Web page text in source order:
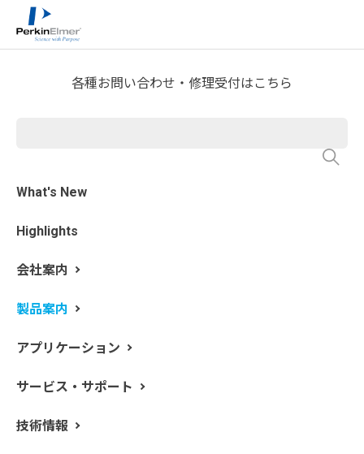
各種お問い合わせ・修理受付はこちら
What's New
Highlights
会社案内
製品案内
アプリケーション
サービス・サポート
技術情報
ホーム
液体クロマトグラフ分析
QSight トリプル四重極型液